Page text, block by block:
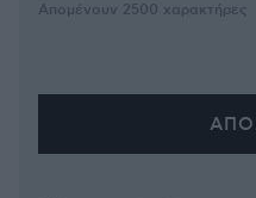
Απομένουν 2500 χαρακτήρες